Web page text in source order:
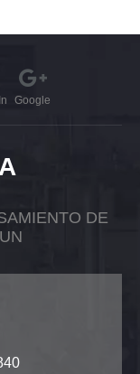
Google
DE